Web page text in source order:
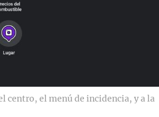
centro, el menú de incidencia, y a la